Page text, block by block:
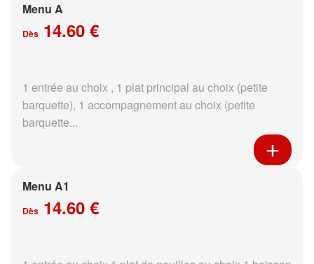
Menu A
Dès 14.60 €
1 entrée au choix , 1 plat principal au choix (petite
barquette), 1 accompagnement au choix (petite
barquette...
Menu A1
Dès 14.60 €